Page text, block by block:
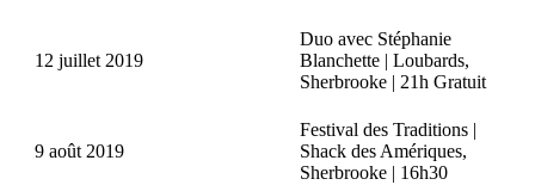
12 juillet 2019
Duo avec Stéphanie
Blanchette | Loubards,
Sherbrooke | 21h Gratuit
9 août 2019
Festival des Traditions |
Shack des Amériques,
Sherbrooke | 16h30